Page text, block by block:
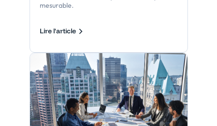
mesurable.
Lire l'article